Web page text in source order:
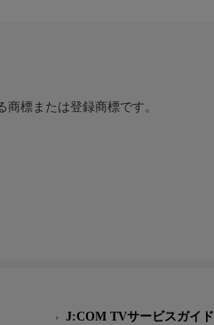
標または登録商標です。
J:COM TVサービスガイド